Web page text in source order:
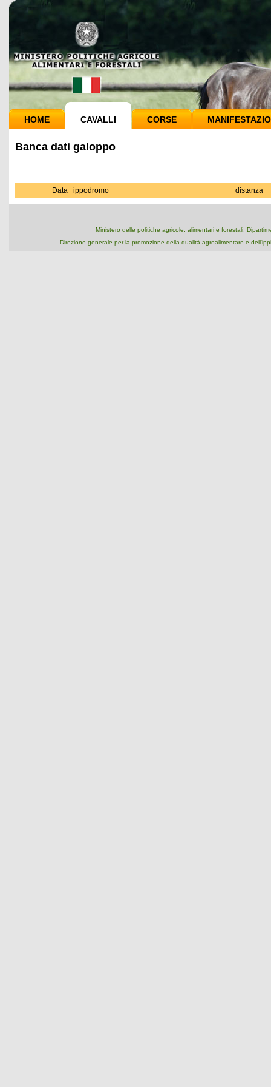
HOME CAVALLI CORSE
Banca dati galoppo
Data ippodromo distanza
Ministero delle politiche agricole, alimentari e forestali,
Direzione generale per la promozione della qualità agroalimentare e